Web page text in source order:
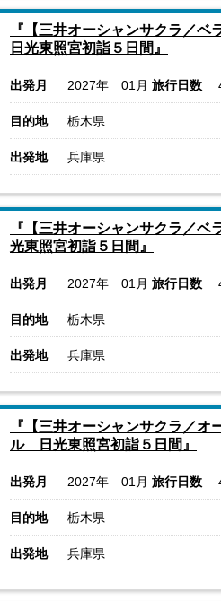
『【三井オーシャンサクラ／
日光東照宮初詣５日間』
出発月 2027年 01月 旅行日数
目的地 栃木県
出発地 兵庫県
『【三井オーシャンサクラ／
光東照宮初詣５日間』
出発月 2027年 01月 旅行日数
目的地 栃木県
出発地 兵庫県
『【三井オーシャンサクラ／
ル 日光東照宮初詣５日間』
出発月 2027年 01月 旅行日数
目的地 栃木県
出発地 兵庫県